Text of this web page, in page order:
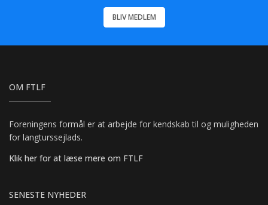
BLIV MEDLEM
OM FTLF
Foreningens formål er at arbejde for kendskab til og muligheden
for langturssejlads.
Klik her for at læse mere om FTLF
SENESTE NYHEDER